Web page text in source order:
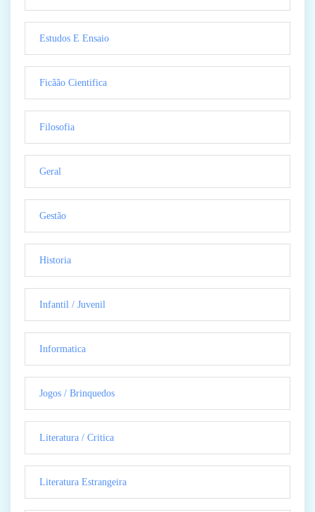
Estudos E Ensaio
Ficãão Cientifica
Filosofia
Geral
Gestão
Historia
Infantil / Juvenil
Informatica
Jogos / Brinquedos
Literatura / Critica
Literatura Estrangeira